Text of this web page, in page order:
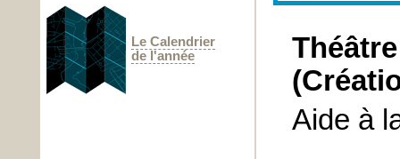
Le Calendrier
de l'année
Aide à